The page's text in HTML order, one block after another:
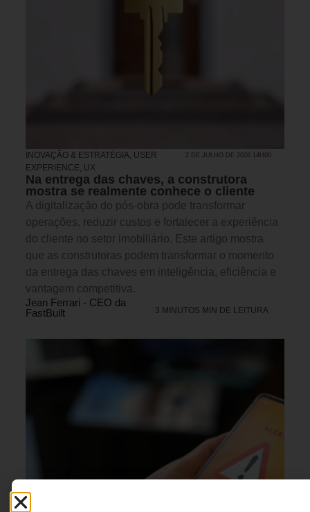
INOVAÇÃO & ESTRATÉGIA, USER
EXPERIENCE, UX
2 DE JULHO DE 2026 14H00
Na entrega das chaves, a construtora
mostra se realmente conhece o cliente
A digitalização do pós-obra pode transformar
operações, reduzir custos e fortalecer a experiência
do cliente no setor imobiliário. Este artigo mostra
que as construtoras podem transformar o momento
da entrega das chaves em inteligência, eficiência e
vantagem competitiva.
Jean Ferrari - CEO da
FastBuilt
3 MINUTOS MIN DE LEITURA